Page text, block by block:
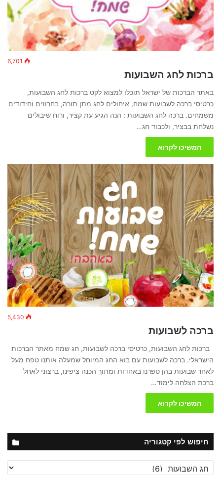
ברכות לחג השבועות
באתר הברכות של ישראל תוכלו למצוא לקט ברכות לחג השבועות,
כרטיסי ברכה לשבועות שמח, איחולים לחג מתן תורה, בחרוזים וחידודים
משמחים. ברכה לחג השבועות : הנה הגיע עת קציר, ורוח שיבולים
נשלחת בבציר, ולכבוד חג…
המשיכו לקרוא
ברכה לשבועות
ברכות לחג השבועות, כרטיסי ברכה לשבועות, חג שמח מאתר הברכות
הישראלי. ברכה לשבועות עם בוא החג המיוחל שמעלה אותנו טפח מעל
לאחר שבועות בהן ספרנו באחדות ומתוך הכנה ציפינו, ברצוני לאחל
ברכת הצלחה לימוד…
המשיכו לקרוא
חיפוש לפי קטגוריה
חיפוש
לפי